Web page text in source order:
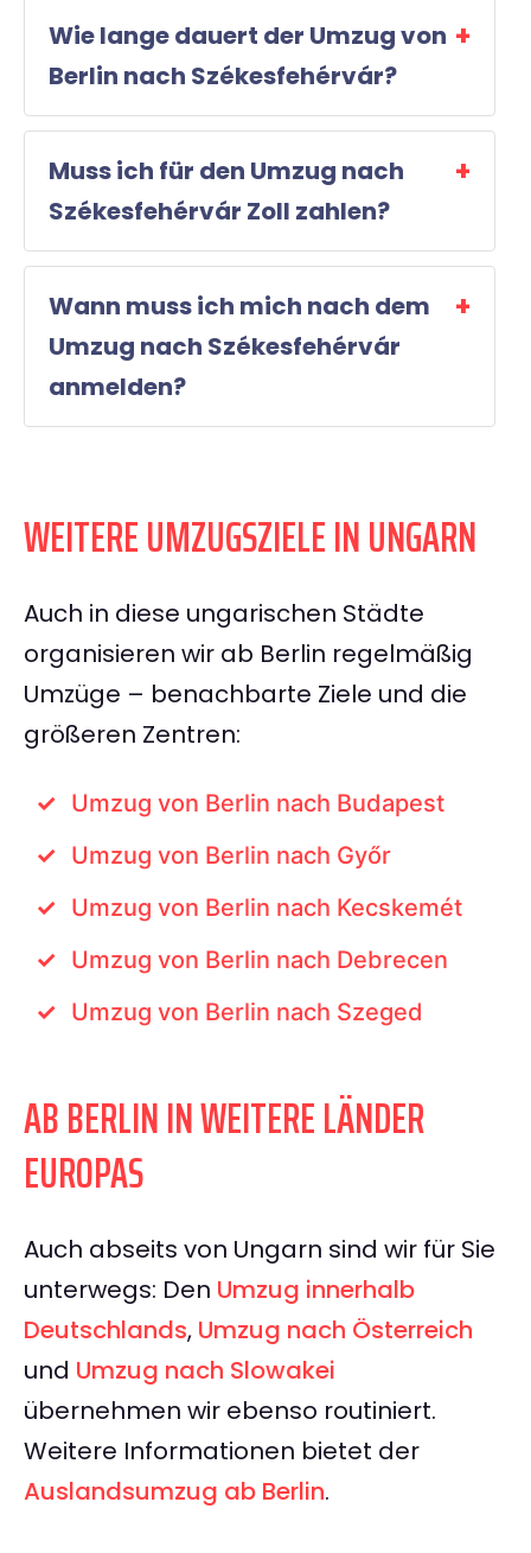
Wie lange dauert der Umzug von
Berlin nach Székesfehérvár?
Muss ich für den Umzug nach
Székesfehérvár Zoll zahlen?
Wann muss ich mich nach dem
Umzug nach Székesfehérvár
anmelden?
WEITERE UMZUGSZIELE IN UNGARN
Auch in diese ungarischen Städte
organisieren wir ab Berlin regelmäßig
Umzüge – benachbarte Ziele und die
größeren Zentren:
Umzug von Berlin nach Budapest
Umzug von Berlin nach Győr
Umzug von Berlin nach Kecskemét
Umzug von Berlin nach Debrecen
Umzug von Berlin nach Szeged
AB BERLIN IN WEITERE LÄNDER
EUROPAS
Auch abseits von Ungarn sind wir für Sie
unterwegs: Den Umzug innerhalb
Deutschlands, Umzug nach Österreich
und Umzug nach Slowakei
übernehmen wir ebenso routiniert.
Weitere Informationen bietet der
Auslandsumzug ab Berlin.